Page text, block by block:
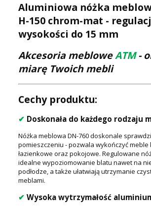
Aluminiowa nóżka
H-150 chrom-mat -
wysokości do 15 mm
Akcesoria mebloweATM-
miarę Twoich mebli
Cechy produktu:
✔ Doskonała do każdego rodzaju
Nóżka meblowa DN-760 doskonale
pomieszczeniu - pozwala wykończyć meble
łazienkowe oraz pokojowe. Regulowane
idealne wypoziomowanie blatu nawet na
podłodze, a także ułatwiają utrzymanie
meblami.
✔ Wysoka wytrzymałość